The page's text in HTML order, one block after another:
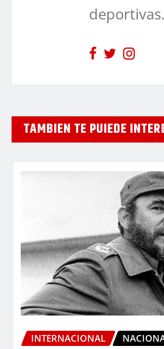
deportivas.
TAMBIEN TE PUIEDE
INTERNACIONAL